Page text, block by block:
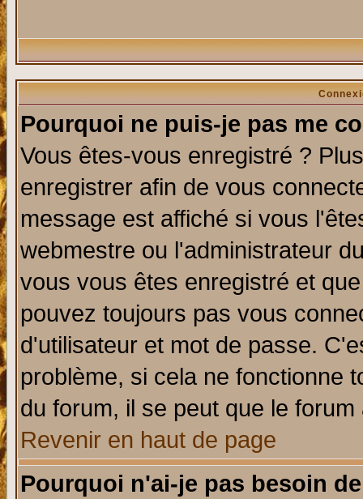
Pourquoi ne puis-je pas me
Vous êtes-vous enregistré ?
enregistrer afin de vous
message est affiché si vous
webmestre ou l'administrateur
vous vous êtes enregistré et
pouvez toujours pas vous
d'utilisateur et mot de passe.
problème, si cela ne fonctionne
du forum, il se peut que le
Revenir en haut de page
Pourquoi n'ai-je pas besoin